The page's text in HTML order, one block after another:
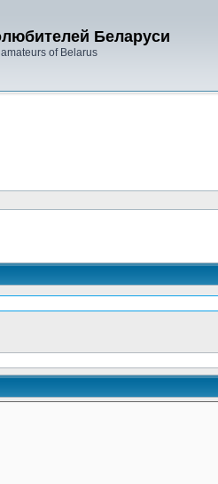
Беларуси
of Belarus